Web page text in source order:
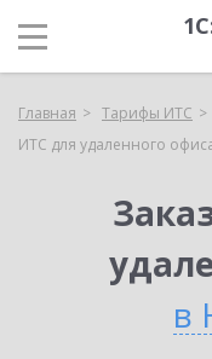
Главная Тарифы ИТС
ИТС для удаленного
в